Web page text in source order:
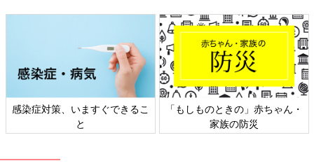
日本外来小児科学会リーフレッ
ト検討会
六星占術 細木かおりさんの人生
相談